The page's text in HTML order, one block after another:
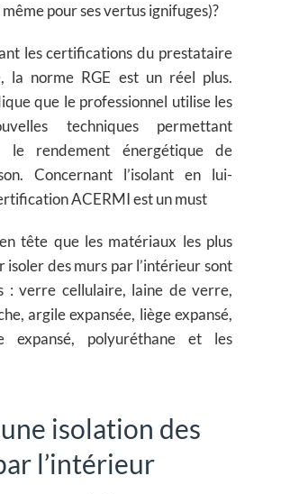
pour ses vertus ignifuges)?
les certifications du prestataire
la norme RGE est un réel plus.
que le professionnel utilise les
techniques permettant
le rendement énergétique de
Concernant l’isolant en lui-
ACERMI est un must
tête que les matériaux les plus
isoler des murs par l’intérieur sont
:verre cellulaire, laine de verre,
argile expansée, liège expansé,
expansé, polyuréthane et les
isolation des
l’intérieur